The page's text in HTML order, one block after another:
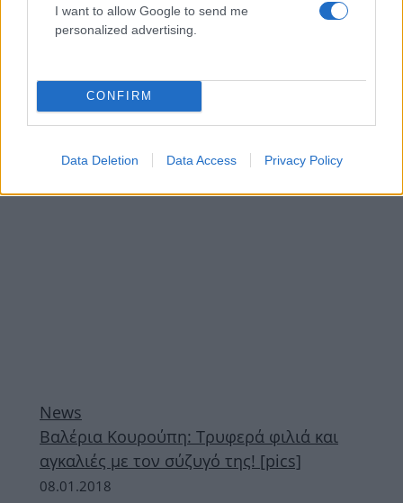
I want to allow Google to send me
personalized advertising.
CONFIRM
Data Deletion Data Access Privacy Policy
06.01.2019
News
κοινή έξοδος για το ζευγάρι μαζί με την
Ελένη Βιτάλη! [pics]
News
Βαλέρια Κουρούπη: Τρυφερά φιλιά και
αγκαλιές με τον σύζυγό της! [pics]
08.01.2018